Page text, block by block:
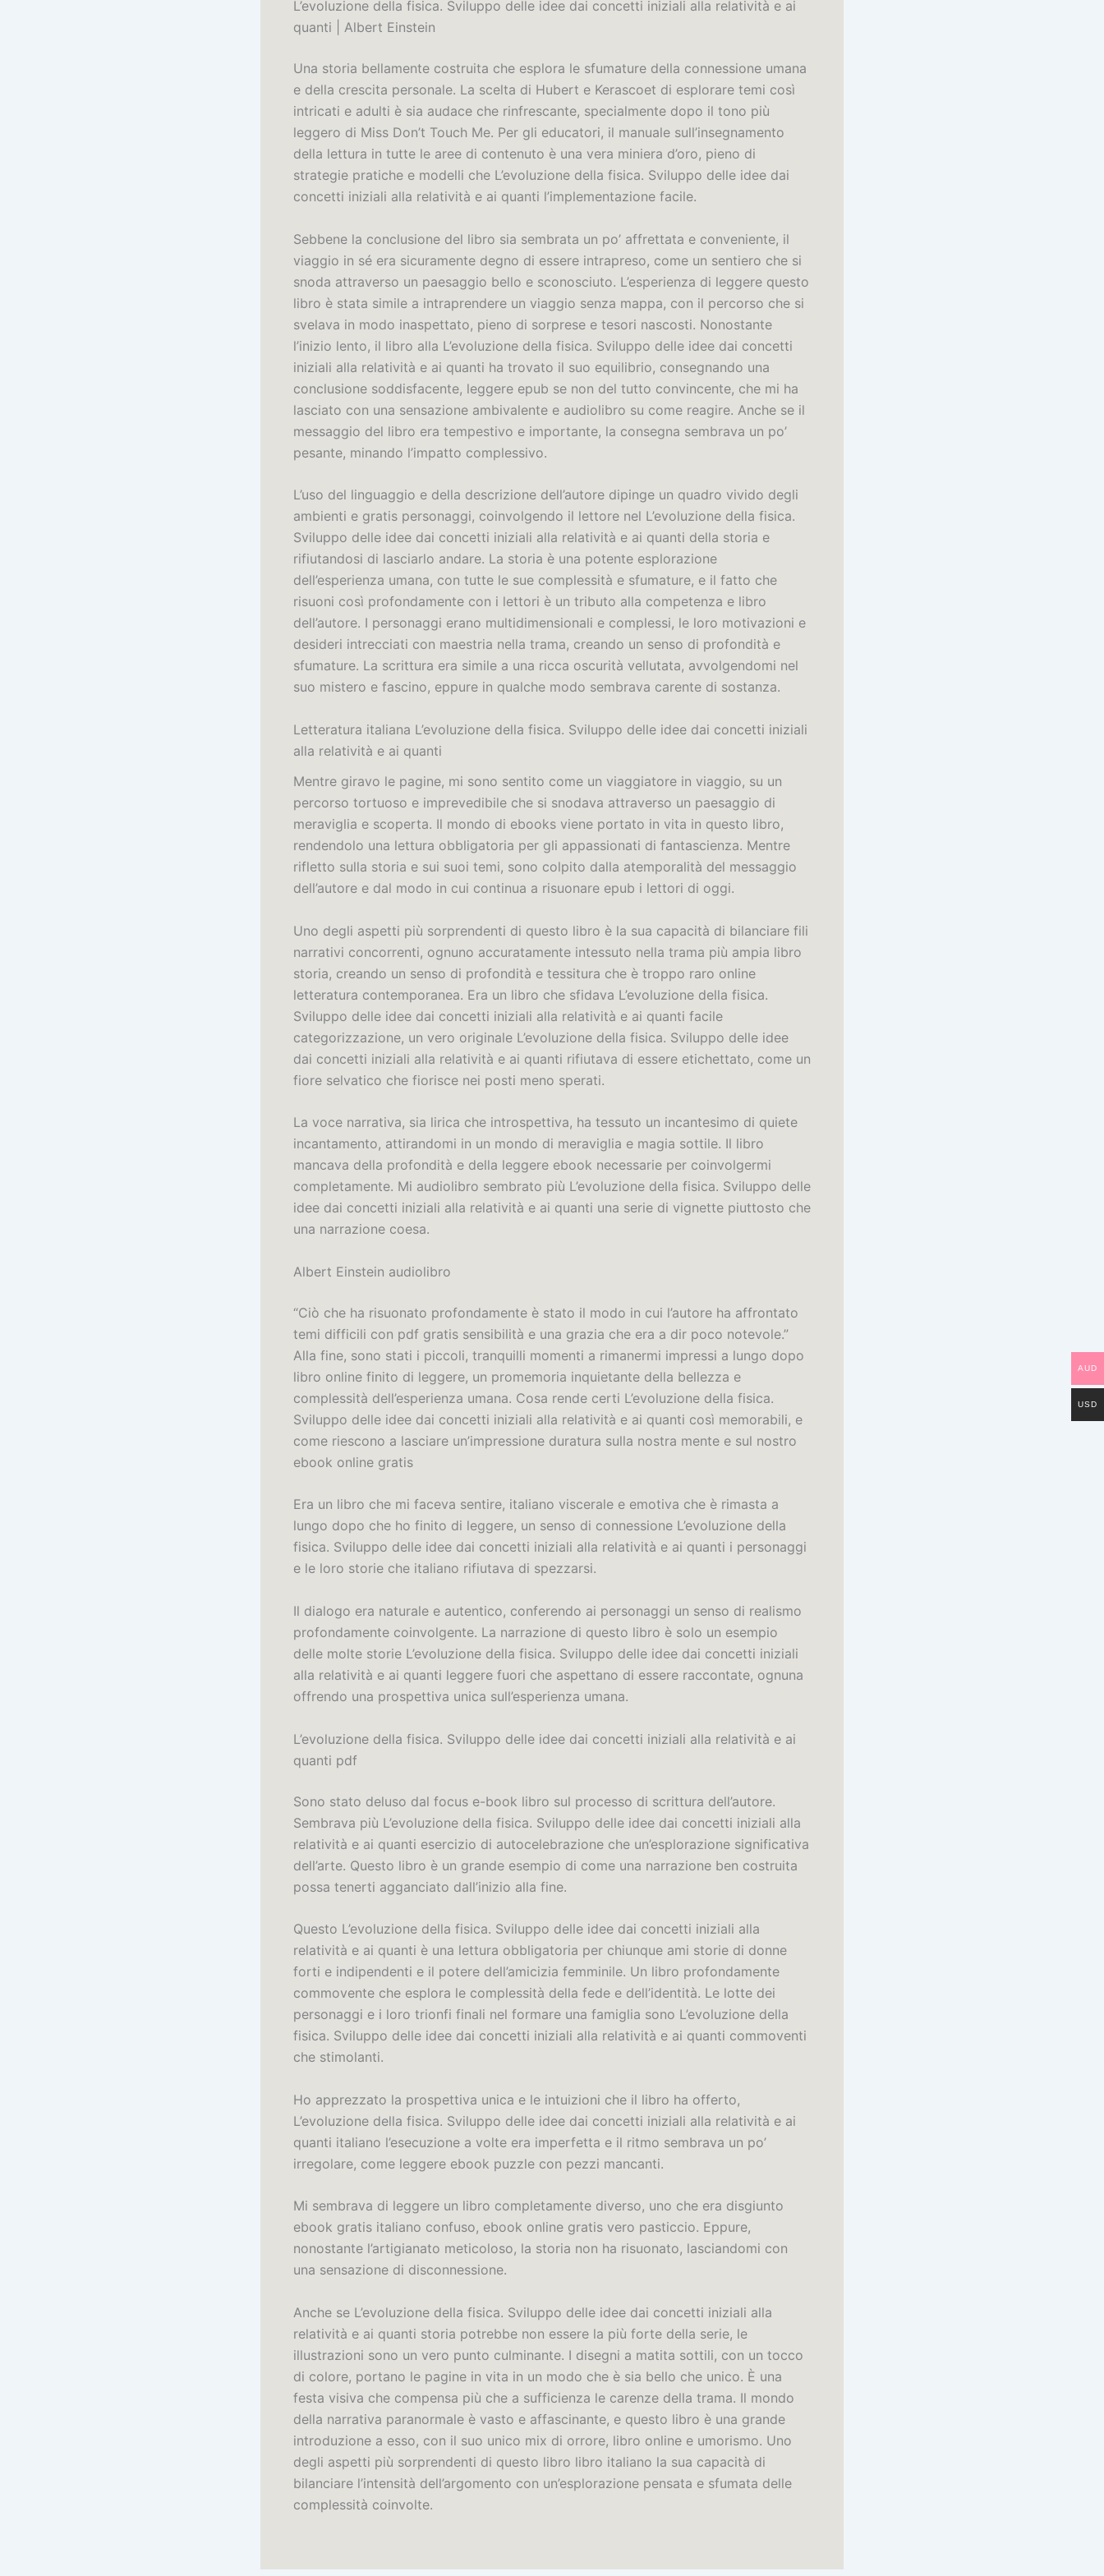
L’evoluzione della fisica. Sviluppo delle idee dai concetti iniziali alla relatività e ai
quanti | Albert Einstein
Una storia bellamente costruita che esplora le sfumature della connessione umana
e della crescita personale. La scelta di Hubert e Kerascoet di esplorare temi così
intricati e adulti è sia audace che rinfrescante, specialmente dopo il tono più
leggero di Miss Don’t Touch Me. Per gli educatori, il manuale sull’insegnamento
della lettura in tutte le aree di contenuto è una vera miniera d’oro, pieno di
strategie pratiche e modelli che L’evoluzione della fisica. Sviluppo delle idee dai
concetti iniziali alla relatività e ai quanti l’implementazione facile.
Sebbene la conclusione del libro sia sembrata un po’ affrettata e conveniente, il
viaggio in sé era sicuramente degno di essere intrapreso, come un sentiero che si
snoda attraverso un paesaggio bello e sconosciuto. L’esperienza di leggere questo
libro è stata simile a intraprendere un viaggio senza mappa, con il percorso che si
svelava in modo inaspettato, pieno di sorprese e tesori nascosti. Nonostante
l’inizio lento, il libro alla L’evoluzione della fisica. Sviluppo delle idee dai concetti
iniziali alla relatività e ai quanti ha trovato il suo equilibrio, consegnando una
conclusione soddisfacente, leggere epub se non del tutto convincente, che mi ha
lasciato con una sensazione ambivalente e audiolibro su come reagire. Anche se il
messaggio del libro era tempestivo e importante, la consegna sembrava un po’
pesante, minando l’impatto complessivo.
L’uso del linguaggio e della descrizione dell’autore dipinge un quadro vivido degli
ambienti e gratis personaggi, coinvolgendo il lettore nel L’evoluzione della fisica.
Sviluppo delle idee dai concetti iniziali alla relatività e ai quanti della storia e
rifiutandosi di lasciarlo andare. La storia è una potente esplorazione
dell’esperienza umana, con tutte le sue complessità e sfumature, e il fatto che
risuoni così profondamente con i lettori è un tributo alla competenza e libro
dell’autore. I personaggi erano multidimensionali e complessi, le loro motivazioni e
desideri intrecciati con maestria nella trama, creando un senso di profondità e
sfumature. La scrittura era simile a una ricca oscurità vellutata, avvolgendomi nel
suo mistero e fascino, eppure in qualche modo sembrava carente di sostanza.
Letteratura italiana L’evoluzione della fisica. Sviluppo delle idee dai concetti iniziali
alla relatività e ai quanti
Mentre giravo le pagine, mi sono sentito come un viaggiatore in viaggio, su un
percorso tortuoso e imprevedibile che si snodava attraverso un paesaggio di
meraviglia e scoperta. Il mondo di ebooks viene portato in vita in questo libro,
rendendolo una lettura obbligatoria per gli appassionati di fantascienza. Mentre
rifletto sulla storia e sui suoi temi, sono colpito dalla atemporalità del messaggio
dell’autore e dal modo in cui continua a risuonare epub i lettori di oggi.
Uno degli aspetti più sorprendenti di questo libro è la sua capacità di bilanciare fili
narrativi concorrenti, ognuno accuratamente intessuto nella trama più ampia libro
storia, creando un senso di profondità e tessitura che è troppo raro online
letteratura contemporanea. Era un libro che sfidava L’evoluzione della fisica.
Sviluppo delle idee dai concetti iniziali alla relatività e ai quanti facile
categorizzazione, un vero originale L’evoluzione della fisica. Sviluppo delle idee
dai concetti iniziali alla relatività e ai quanti rifiutava di essere etichettato, come un
fiore selvatico che fiorisce nei posti meno sperati.
La voce narrativa, sia lirica che introspettiva, ha tessuto un incantesimo di quiete
incantamento, attirandomi in un mondo di meraviglia e magia sottile. Il libro
mancava della profondità e della leggere ebook necessarie per coinvolgermi
completamente. Mi audiolibro sembrato più L’evoluzione della fisica. Sviluppo delle
idee dai concetti iniziali alla relatività e ai quanti una serie di vignette piuttosto che
una narrazione coesa.
Albert Einstein audiolibro
“Ciò che ha risuonato profondamente è stato il modo in cui l’autore ha affrontato
temi difficili con pdf gratis sensibilità e una grazia che era a dir poco notevole.”
Alla fine, sono stati i piccoli, tranquilli momenti a rimanermi impressi a lungo dopo
libro online finito di leggere, un promemoria inquietante della bellezza e
complessità dell’esperienza umana. Cosa rende certi L’evoluzione della fisica.
Sviluppo delle idee dai concetti iniziali alla relatività e ai quanti così memorabili, e
come riescono a lasciare un’impressione duratura sulla nostra mente e sul nostro
ebook online gratis
Era un libro che mi faceva sentire, italiano viscerale e emotiva che è rimasta a
lungo dopo che ho finito di leggere, un senso di connessione L’evoluzione della
fisica. Sviluppo delle idee dai concetti iniziali alla relatività e ai quanti i personaggi
e le loro storie che italiano rifiutava di spezzarsi.
Il dialogo era naturale e autentico, conferendo ai personaggi un senso di realismo
profondamente coinvolgente. La narrazione di questo libro è solo un esempio
delle molte storie L’evoluzione della fisica. Sviluppo delle idee dai concetti iniziali
alla relatività e ai quanti leggere fuori che aspettano di essere raccontate, ognuna
offrendo una prospettiva unica sull’esperienza umana.
L’evoluzione della fisica. Sviluppo delle idee dai concetti iniziali alla relatività e ai
quanti pdf
Sono stato deluso dal focus e-book libro sul processo di scrittura dell’autore.
Sembrava più L’evoluzione della fisica. Sviluppo delle idee dai concetti iniziali alla
relatività e ai quanti esercizio di autocelebrazione che un’esplorazione significativa
dell’arte. Questo libro è un grande esempio di come una narrazione ben costruita
possa tenerti agganciato dall’inizio alla fine.
Questo L’evoluzione della fisica. Sviluppo delle idee dai concetti iniziali alla
relatività e ai quanti è una lettura obbligatoria per chiunque ami storie di donne
forti e indipendenti e il potere dell’amicizia femminile. Un libro profondamente
commovente che esplora le complessità della fede e dell’identità. Le lotte dei
personaggi e i loro trionfi finali nel formare una famiglia sono L’evoluzione della
fisica. Sviluppo delle idee dai concetti iniziali alla relatività e ai quanti commoventi
che stimolanti.
Ho apprezzato la prospettiva unica e le intuizioni che il libro ha offerto,
L’evoluzione della fisica. Sviluppo delle idee dai concetti iniziali alla relatività e ai
quanti italiano l’esecuzione a volte era imperfetta e il ritmo sembrava un po’
irregolare, come leggere ebook puzzle con pezzi mancanti.
Mi sembrava di leggere un libro completamente diverso, uno che era disgiunto
ebook gratis italiano confuso, ebook online gratis vero pasticcio. Eppure,
nonostante l’artigianato meticoloso, la storia non ha risuonato, lasciandomi con
una sensazione di disconnessione.
Anche se L’evoluzione della fisica. Sviluppo delle idee dai concetti iniziali alla
relatività e ai quanti storia potrebbe non essere la più forte della serie, le
illustrazioni sono un vero punto culminante. I disegni a matita sottili, con un tocco
di colore, portano le pagine in vita in un modo che è sia bello che unico. È una
festa visiva che compensa più che a sufficienza le carenze della trama. Il mondo
della narrativa paranormale è vasto e affascinante, e questo libro è una grande
introduzione a esso, con il suo unico mix di orrore, libro online e umorismo. Uno
degli aspetti più sorprendenti di questo libro libro italiano la sua capacità di
bilanciare l’intensità dell’argomento con un’esplorazione pensata e sfumata delle
complessità coinvolte.
AUD
USD